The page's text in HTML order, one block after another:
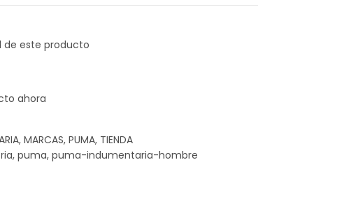
ahora
, MARCAS, PUMA, TIENDA
, puma, puma-indumentaria-hombre